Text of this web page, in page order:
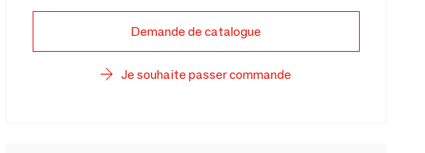
Demande de catalogue
Je souhaite passer commande